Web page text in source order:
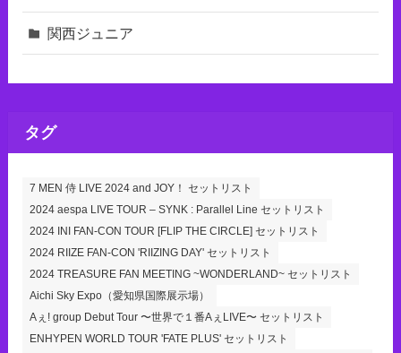
関西ジュニア
タグ
7 MEN 侍 LIVE 2024 and JOY！ セットリスト
2024 aespa LIVE TOUR – SYNK : Parallel Line セットリスト
2024 INI FAN-CON TOUR [FLIP THE CIRCLE] セットリスト
2024 RIIZE FAN-CON 'RIIZING DAY' セットリスト
2024 TREASURE FAN MEETING ~WONDERLAND~ セットリスト
Aichi Sky Expo（愛知県国際展示場）
Aぇ! group Debut Tour 〜世界で１番AぇLIVE〜 セットリスト
ENHYPEN WORLD TOUR 'FATE PLUS' セットリスト